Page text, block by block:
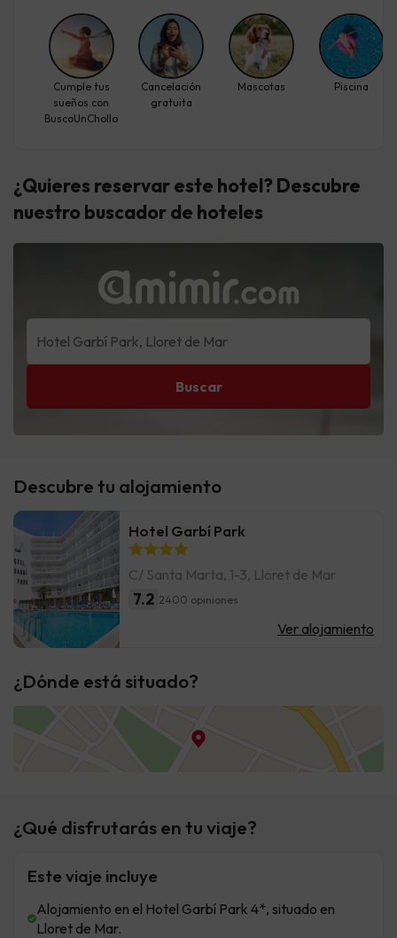
Descubre tu alojamiento
Hotel Garbí Park
C/ Santa Marta, 1-3, Lloret de Mar
7.2 2400 opiniones
Ver alojamiento
¿Dónde está situado?
¿Qué disfrutarás en tu viaje?
Este viaje incluye
Alojamiento en el Hotel Garbí Park 4*, situado en
Lloret de Mar.
Cumple tus
sueños con
BuscoUnChollo
Cancelación
gratuita
Mascotas Piscina
¿Quieres reservar este hotel? Descubre
nuestro buscador de hoteles
Buscar